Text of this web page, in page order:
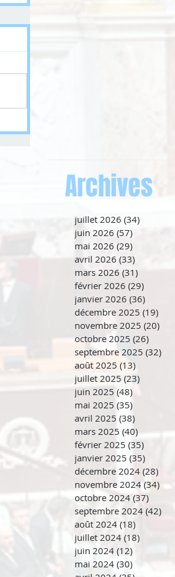
Archives
juillet 2026 (34)
juin 2026 (57)
mai 2026 (29)
avril 2026 (33)
mars 2026 (31)
février 2026 (29)
janvier 2026 (36)
décembre 2025 (19)
novembre 2025 (20)
octobre 2025 (26)
septembre 2025 (32)
août 2025 (13)
juillet 2025 (23)
juin 2025 (48)
mai 2025 (35)
avril 2025 (38)
mars 2025 (40) 40 posts
février 2025 (35)
janvier 2025 (35)
décembre 2024 (28)
novembre 2024 (34)
octobre 2024 (37)
septembre 2024 (42)
août 2024 (18)
juillet 2024 (18)
juin 2024 (12)
mai 2024 (30) 30 posts